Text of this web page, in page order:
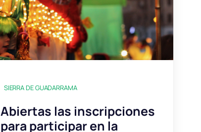
SIERRA DE GUADARRAMA
Abiertas las inscripciones
para participar en la